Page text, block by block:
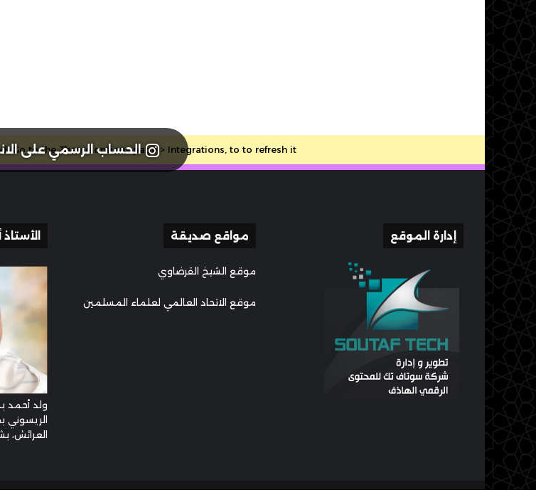
الحساب الرسمي على
Go to the Theme options page > Integrations, to to refresh it.
إدارة الموقع مواقع صديقة
موقع الشيخ القرضاوي
موقع الاتحاد العالمي لعلماء المسلمين
ولد أحمد
الريسوني
العرائش،